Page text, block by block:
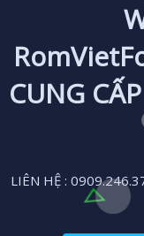
CUNG
LIÊN HỆ :